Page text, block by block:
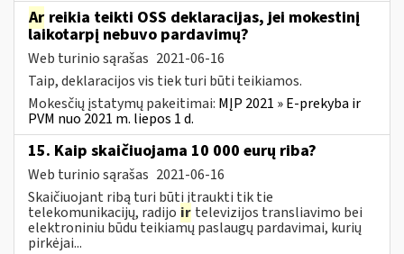
Ar reikia teikti OSS deklaracijas, jei mokestinį
laikotarpį nebuvo pardavimų?
Web turinio sąrašas 2021-06-16
Taip, deklaracijos vis tiek turi būti teikiamos.
Mokesčių įstatymų pakeitimai: MĮP 2021 » E-prekyba ir
PVM nuo 2021 m. liepos 1 d.
15. Kaip skaičiuojama 10 000 eurų riba?
Web turinio sąrašas 2021-06-16
Skaičiuojant ribą turi būti įtraukti tik tie
telekomunikacijų, radijo ir televizijos transliavimo bei
elektroniniu būdu teikiamų paslaugų pardavimai, kurių
pirkėjai...